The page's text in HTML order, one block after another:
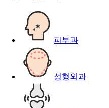
피부과
성형외과